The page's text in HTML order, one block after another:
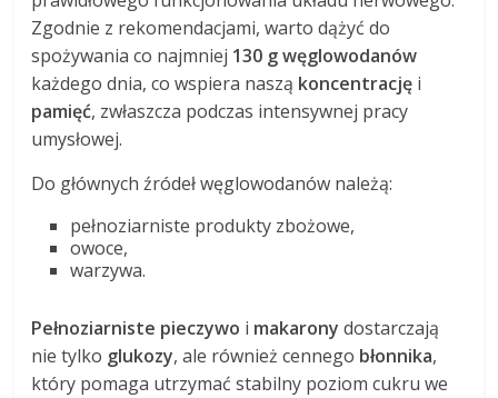
Zgodnie z rekomendacjami, warto dążyć do
spożywania co najmniej 130 g węglowodanów
każdego dnia, co wspiera naszą koncentrację i
pamięć, zwłaszcza podczas intensywnej pracy
umysłowej.
Do głównych źródeł węglowodanów należą:
pełnoziarniste produkty zbożowe,
owoce,
warzywa.
Pełnoziarniste pieczywo i makarony dostarczają
nie tylko glukozy, ale również cennego błonnika,
który pomaga utrzymać stabilny poziom cukru we